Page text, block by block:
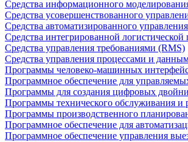
Средства информационного
Средства усовершенствованного
Средства автоматизированного
Средства интегрированной
Средства управления требованиями (RMS)
Средства управления процессами и
Программы человеко-машинных
Программное обеспечение для
Программы для создания цифровых
Программы технического обслуживания и
Программы производственного
Программное обеспечение для
Программное обеспечение управления